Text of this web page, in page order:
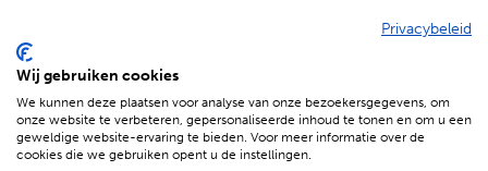
Geniet met nóg meer luxe
Privacybeleid
Wij gebruiken cookies
We kunnen deze plaatsen voor analyse van onze bezoekersgegevens, om
onze website te verbeteren, gepersonaliseerde inhoud te tonen en om u een
geweldige website-ervaring te bieden. Voor meer informatie over de
cookies die we gebruiken opent u de instellingen.